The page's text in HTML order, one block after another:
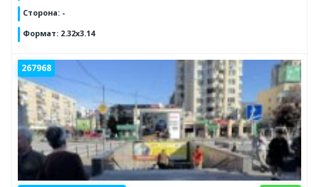
Сторона: -
Формат: 2.32x3.14
267968